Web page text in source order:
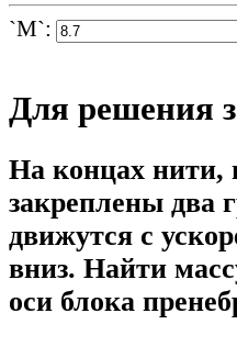
`M`:
Для решения
На концах нити,
закреплены два
движутся с
вниз. Найти
оси блока